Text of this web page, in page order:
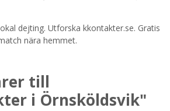
dejting. Utforska kkontakter.se. Gratis
nära hemmet.
till
i Örnsköldsvik"